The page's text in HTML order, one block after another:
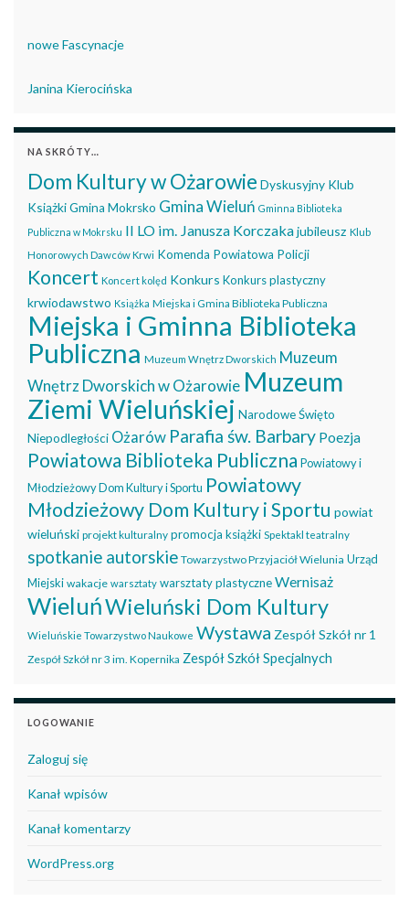
nowe Fascynacje
Janina Kierocińska
NA SKRÓTY…
Dom Kultury w Ożarowie Dyskusyjny Klub
KsiążkiGmina Mokrsko Gmina Wieluń Gminna Biblioteka
Publiczna w Mokrsku II LO im. Janusza Korczakajubileusz Klub
Honorowych Dawców Krwi Komenda Powiatowa Policji
Koncert Koncert kolęd Konkurs Konkurs plastyczny
krwiodawstwo Książka Miejska i Gmina Biblioteka Publiczna
Miejska i Gminna Biblioteka
Publiczna Muzeum Wnętrz Dworskich Muzeum
Wnętrz Dworskich w Ożarowie Muzeum
Ziemi Wieluńskiej Narodowe Święto
Niepodległości Ożarów Parafia św. Barbary Poezja
Powiatowa Biblioteka Publiczna Powiatowy i
Młodzieżowy Dom Kultury i Sportu Powiatowy
Młodzieżowy Dom Kultury i Sportu powiat
wieluński projekt kulturalny promocja książki Spektakl teatralny
spotkanie autorskie Towarzystwo Przyjaciół Wielunia Urząd
Miejski wakacje warsztaty warsztaty plastyczneWernisaż
WieluńWieluński Dom Kultury
Wieluńskie Towarzystwo Naukowe Wystawa Zespół Szkół nr 1
Zespół Szkół nr 3 im. Kopernika Zespół Szkół Specjalnych
LOGOWANIE
Zaloguj się
Kanał wpisów
Kanał komentarzy
WordPress.org